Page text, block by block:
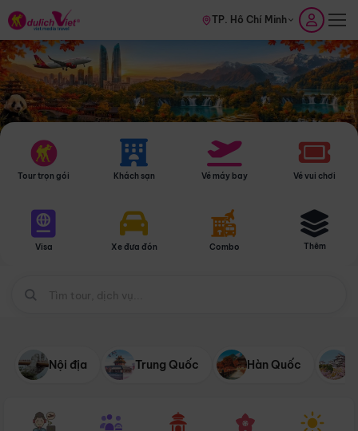
TP. Hồ Chí Minh
Tour trọn gói Khách sạn Vé máy bay Vé vui chơi
Visa Xe đưa đón Combo Thêm
Nội địa Trung Quốc Hàn Quốc